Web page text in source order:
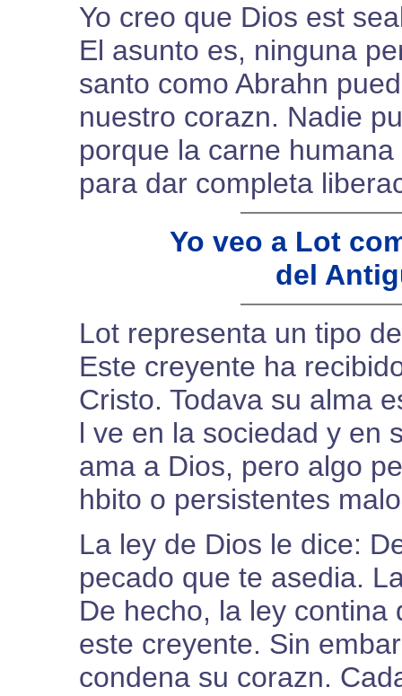
Yo creo que Dios est
El asunto es, ninguna
santo como Abrahn
nuestro corazn. Nadie
porque la carne
para dar completa
Yo veo a Lot
del
Lot representa un tipo
Este creyente ha
Cristo. Todava su alma
l ve en la sociedad y en
ama a Dios, pero algo
hbito o persistentes
La ley de Dios le dice:
pecado que te asedia.
De hecho, la ley
este creyente. Sin
condena su corazn.